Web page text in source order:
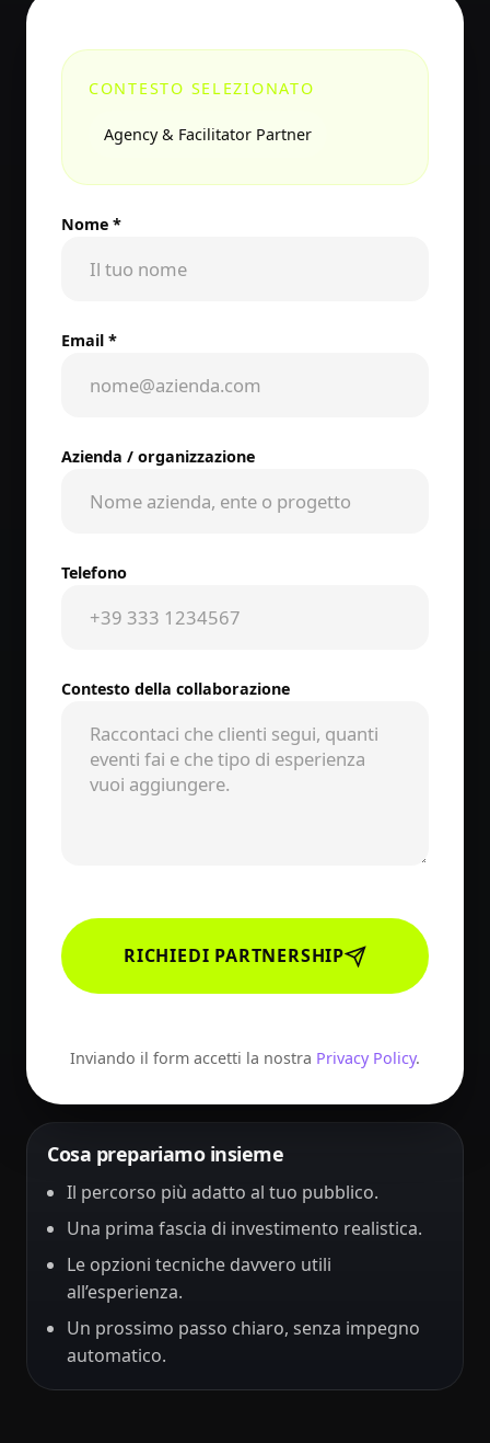
CONTESTO SELEZIONATO
Agency & Facilitator Partner
Nome *
Email *
Azienda / organizzazione
Telefono
Contesto della collaborazione
RICHIEDI PARTNERSHIP
Inviando il form accetti la nostra Privacy Policy.
Cosa prepariamo insieme
Il percorso più adatto al tuo pubblico.
Una prima fascia di investimento realistica.
Le opzioni tecniche davvero utili
all’esperienza.
Un prossimo passo chiaro, senza impegno
automatico.